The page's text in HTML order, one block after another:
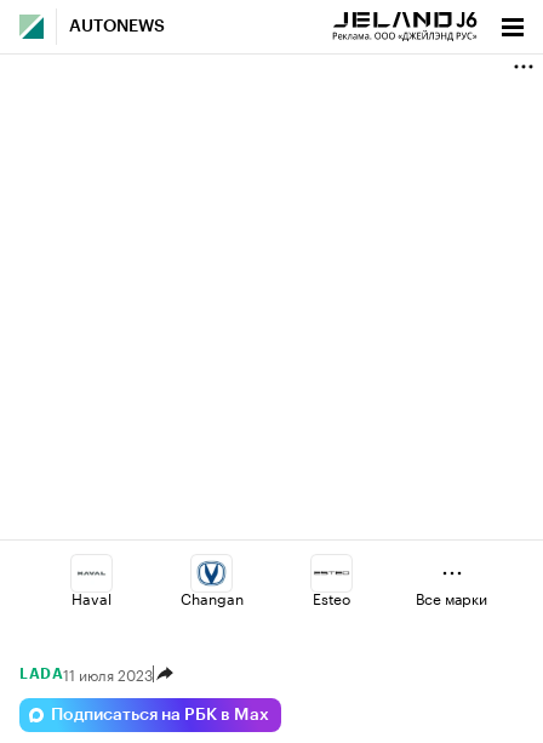
AUTONEWS
Haval Changan Esteo
Volga
Все марки
LADA11 июля 2023
Подписаться на РБК в Max